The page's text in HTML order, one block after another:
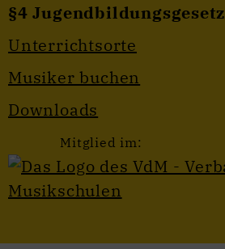
§4 Jugendbildungsgesetz
Unterrichtsorte
Musiker buchen
Downloads
Mitglied im: